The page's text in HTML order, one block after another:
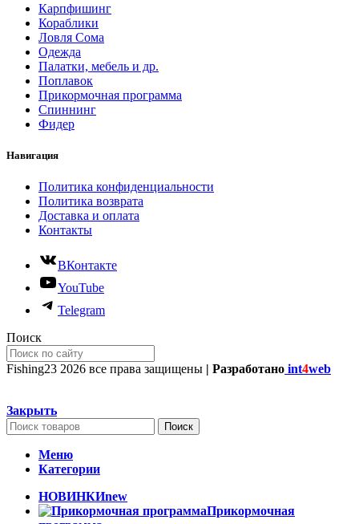
Карпфишинг
Кораблики
Ловля Сома
Одежда
Палатки, мебель и др.
Поплавок
Прикормочная программа
Спиннинг
Фидер
Навигация
Политика конфиденциальности
Политика возврата
Доставка и оплата
Контакты
ВКонтакте
YouTube
Telegram
Поиск
Fishing23 2026 все права защищены | Разработано int4web
Закрыть
Поиск
Меню
Категории
НОВИНКИnew
Прикормочная